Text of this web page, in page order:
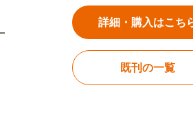
詳細・購入はこち
既刊の一覧